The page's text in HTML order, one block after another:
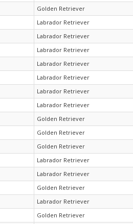
Golden Retriever
Labrador Retriever
Labrador Retriever
Labrador Retriever
Labrador Retriever
Labrador Retriever
Labrador Retriever
Labrador Retriever
Golden Retriever
Golden Retriever
Golden Retriever
Labrador Retriever
Labrador Retriever
Golden Retriever
Labrador Retriever
Golden Retriever